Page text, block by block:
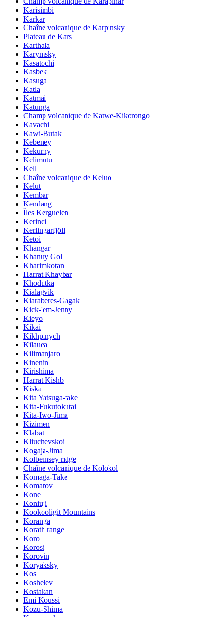
Karisimbi
Karkar
Chaîne volcanique de Karpinsky
Plateau de Kars
Karthala
Karymsky
Kasatochi
Kasbek
Kasuga
Katla
Katmai
Katunga
Champ volcanique de Katwe-Kikorongo
Kavachi
Kawi-Butak
Kebeney
Kekurny
Kelimutu
Kell
Chaîne volcanique de Keluo
Kelut
Kembar
Kendang
Îles Kerguelen
Kerinci
Kerlingarfjöll
Ketoi
Khangar
Khanuy Gol
Kharimkotan
Harrat Khaybar
Khodutka
Kialagvik
Kiaraberes-Gagak
Kick-'em-Jenny
Kieyo
Kikai
Kikhpinych
Kilauea
Kilimanjaro
Kinenin
Kirishima
Harrat Kishb
Kiska
Kita Yatsuga-take
Kita-Fukutokutai
Kita-Iwo-Jima
Kizimen
Klabat
Kliuchevskoi
Kogaja-Jima
Kolbeinsey ridge
Chaîne volcanique de Kolokol
Komaga-Take
Komarov
Kone
Koniuji
Kookooligit Mountains
Koranga
Korath range
Koro
Korosi
Korovin
Koryaksky
Kos
Koshelev
Kostakan
Emi Koussi
Kozu-Shima